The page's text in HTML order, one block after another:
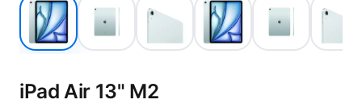
iPad Air 13" M2